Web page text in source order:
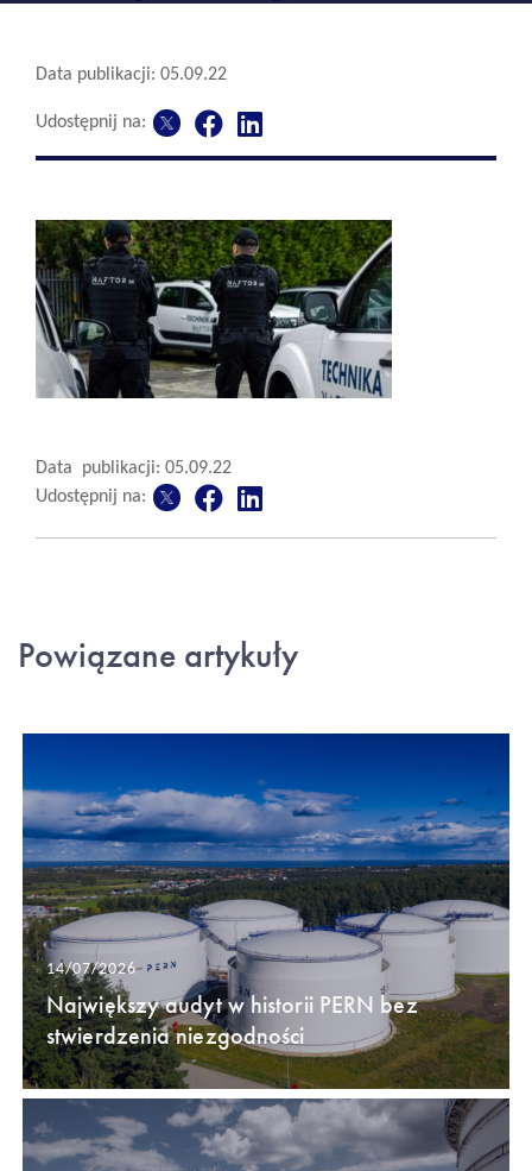
Data publikacji: 05.09.22
Udostępnij na:
Data publikacji: 05.09.22
Udostępnij na:
Powiązane artykuły
14/07/2026
Największy audyt w historii PERN bez
stwierdzenia niezgodności